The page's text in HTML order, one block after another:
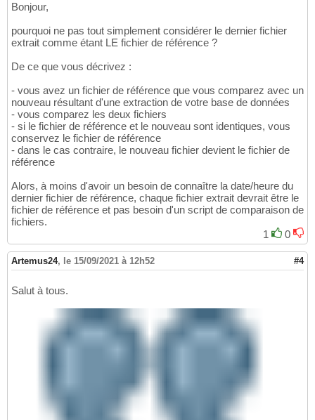
Bonjour,
pourquoi ne pas tout simplement considérer le dernier fichier
extrait comme étant LE fichier de référence ?
De ce que vous décrivez :
- vous avez un fichier de référence que vous comparez avec un
nouveau résultant d'une extraction de votre base de données
- vous comparez les deux fichiers
- si le fichier de référence et le nouveau sont identiques, vous
conservez le fichier de référence
- dans le cas contraire, le nouveau fichier devient le fichier de
référence
Alors, à moins d'avoir un besoin de connaître la date/heure du
dernier fichier de référence, chaque fichier extrait devrait être le
fichier de référence et pas besoin d'un script de comparaison de
fichiers.
1
0
Artemus24, le 15/09/2021 à 12h52 #4
Salut à tous.